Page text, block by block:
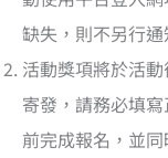
缺失，則不另行通
活動獎項將於活
寄發，請務必填
前完成報名，並